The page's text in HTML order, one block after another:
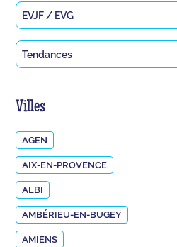
EVJF / EVG
Tendances
Villes
AGEN
AIX-EN-PROVENCE
ALBI
AMBÉRIEU-EN-BUGEY
AMIENS